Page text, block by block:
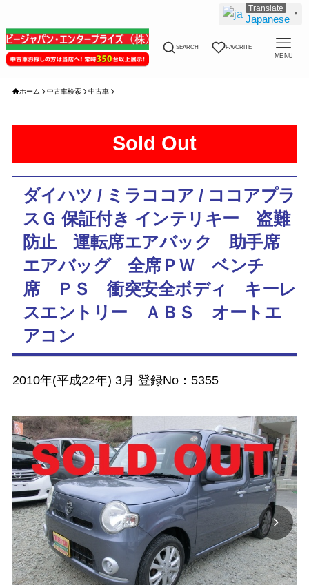
SEARCH FAVORITE
MENU
ホーム 中古車検索 中古車
Sold Out
ダイハツ / ミラココア / ココアプラ
スＧ 保証付き インテリキー 盗難
防止 運転席エアバック 助手席
エアバッグ 全席ＰＷ ベンチ
席 ＰＳ 衝突安全ボディ キーレ
スエントリー ＡＢＳ オートエ
アコン
2010年(平成22年) 3月 登録No：5355
Japanese ▼